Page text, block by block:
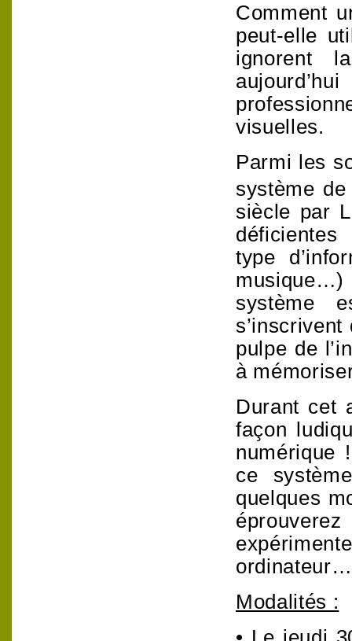
Comment
peut-elle
ignorent
visuelles.
Parmi les
système
siècle par
déficientes
type
musique…)
système
pulpe de
à
Durant cet
façon
numérique
ce
quelques
Modalités :